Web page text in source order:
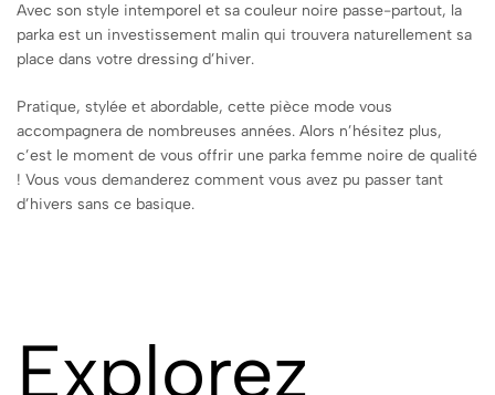
Avec son style intemporel et sa couleur noire passe-partout, la
parka est un investissement malin qui trouvera naturellement sa
place dans votre dressing d’hiver.
Pratique, stylée et abordable, cette pièce mode vous
accompagnera de nombreuses années. Alors n’hésitez plus,
c’est le moment de vous offrir une parka femme noire de qualité
! Vous vous demanderez comment vous avez pu passer tant
d’hivers sans ce basique.
Explorez